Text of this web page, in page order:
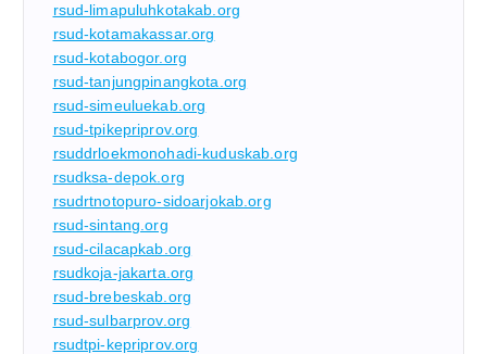
rsud-limapuluhkotakab.org
rsud-kotamakassar.org
rsud-kotabogor.org
rsud-tanjungpinangkota.org
rsud-simeuluekab.org
rsud-tpikepriprov.org
rsuddrloekmonohadi-kuduskab.org
rsudksa-depok.org
rsudrtnotopuro-sidoarjokab.org
rsud-sintang.org
rsud-cilacapkab.org
rsudkoja-jakarta.org
rsud-brebeskab.org
rsud-sulbarprov.org
rsudtpi-kepriprov.org